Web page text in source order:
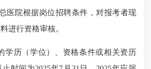
医院根据岗位招聘条件，对报考者现
进行资格审核。
学历（学位）、资格条件或相关资历